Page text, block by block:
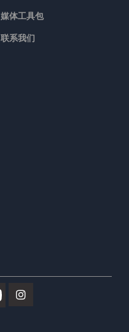
媒体工具包
联系我们